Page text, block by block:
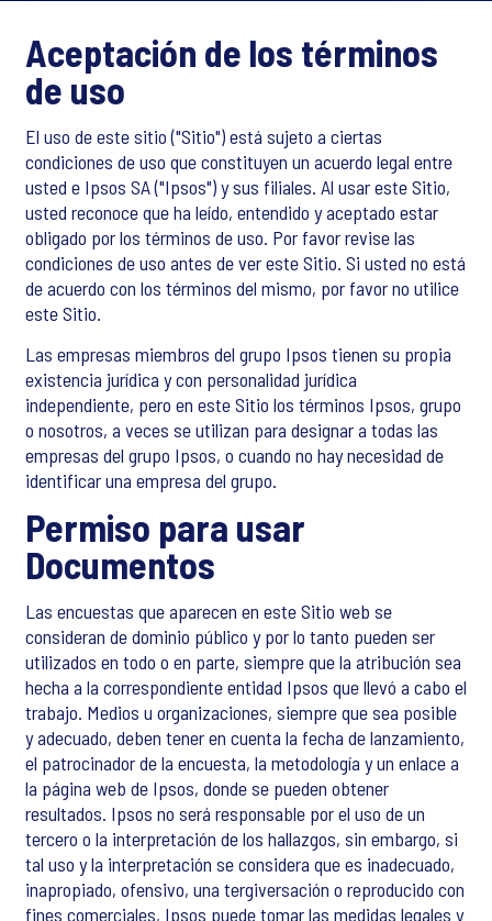
Aceptación de los términos
de uso
El uso de este sitio ("Sitio") está sujeto a ciertas
condiciones de uso que constituyen un acuerdo legal entre
usted e Ipsos SA ("Ipsos") y sus filiales. Al usar este Sitio,
usted reconoce que ha leído, entendido y aceptado estar
obligado por los términos de uso. Por favor revise las
condiciones de uso antes de ver este Sitio. Si usted no está
de acuerdo con los términos del mismo, por favor no utilice
este Sitio.
Las empresas miembros del grupo Ipsos tienen su propia
existencia jurídica y con personalidad jurídica
independiente, pero en este Sitio los términos Ipsos, grupo
o nosotros, a veces se utilizan para designar a todas las
empresas del grupo Ipsos, o cuando no hay necesidad de
identificar una empresa del grupo.
Permiso para usar
Documentos
Las encuestas que aparecen en este Sitio web se
consideran de dominio público y por lo tanto pueden ser
utilizados en todo o en parte, siempre que la atribución sea
hecha a la correspondiente entidad Ipsos que llevó a cabo el
trabajo. Medios u organizaciones, siempre que sea posible
y adecuado, deben tener en cuenta la fecha de lanzamiento,
el patrocinador de la encuesta, la metodología y un enlace a
la página web de Ipsos, donde se pueden obtener
resultados. Ipsos no será responsable por el uso de un
tercero o la interpretación de los hallazgos, sin embargo, si
tal uso y la interpretación se considera que es inadecuado,
inapropiado, ofensivo, una tergiversación o reproducido con
fines comerciales, Ipsos puede tomar las medidas legales y